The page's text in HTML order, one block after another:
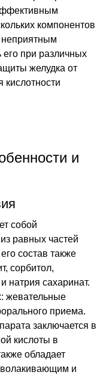
компонентов
неприятным
при различных
желудка от
и
собой
равных частей
состав также
сорбитол,
натрия сахаринат.
жевательные
приема.
заключается в
кислоты в
обладает
и